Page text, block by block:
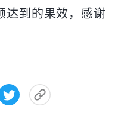
达到的果效，感谢